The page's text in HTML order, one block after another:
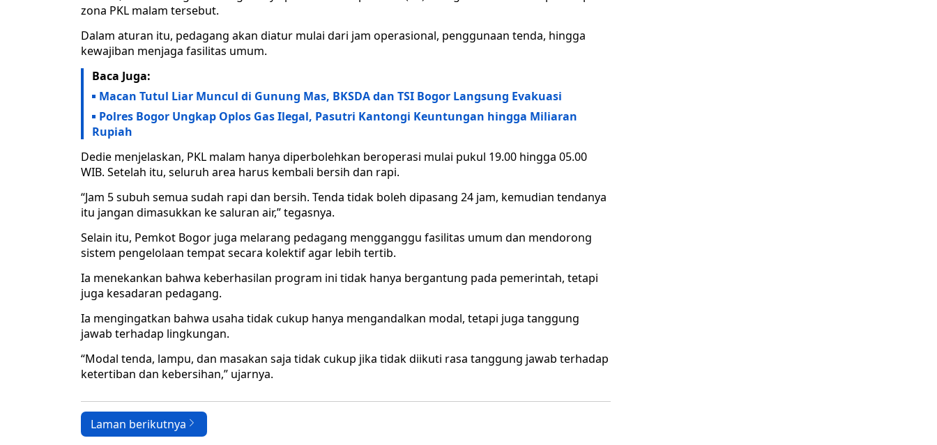
zona PKL malam tersebut.
Dalam aturan itu, pedagang akan diatur mulai dari jam operasional, penggunaan tenda, hingga
kewajiban menjaga fasilitas umum.
Baca Juga:
Macan Tutul Liar Muncul di Gunung Mas, BKSDA dan TSI Bogor Langsung Evakuasi
Polres Bogor Ungkap Oplos Gas Ilegal, Pasutri Kantongi Keuntungan hingga Miliaran
Rupiah
Dedie menjelaskan, PKL malam hanya diperbolehkan beroperasi mulai pukul 19.00 hingga 05.00
WIB. Setelah itu, seluruh area harus kembali bersih dan rapi.
“Jam 5 subuh semua sudah rapi dan bersih. Tenda tidak boleh dipasang 24 jam, kemudian tendanya
itu jangan dimasukkan ke saluran air,” tegasnya.
Selain itu, Pemkot Bogor juga melarang pedagang mengganggu fasilitas umum dan mendorong
sistem pengelolaan tempat secara kolektif agar lebih tertib.
Ia menekankan bahwa keberhasilan program ini tidak hanya bergantung pada pemerintah, tetapi
juga kesadaran pedagang.
Ia mengingatkan bahwa usaha tidak cukup hanya mengandalkan modal, tetapi juga tanggung
jawab terhadap lingkungan.
“Modal tenda, lampu, dan masakan saja tidak cukup jika tidak diikuti rasa tanggung jawab terhadap
ketertiban dan kebersihan,” ujarnya.
Laman berikutnya